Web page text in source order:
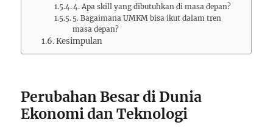
4. Apa skill yang dibutuhkan di masa depan?
5. Bagaimana UMKM bisa ikut dalam tren
masa depan?
Kesimpulan
Perubahan Besar di Dunia
Ekonomi dan Teknologi